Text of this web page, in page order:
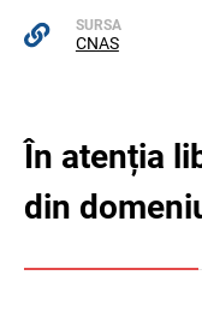
SURSA
CNAS
În atenția
din